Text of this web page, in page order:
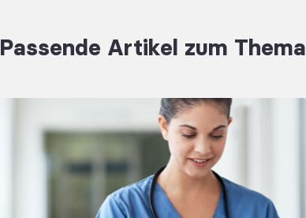
Passende Artikel zum Thema